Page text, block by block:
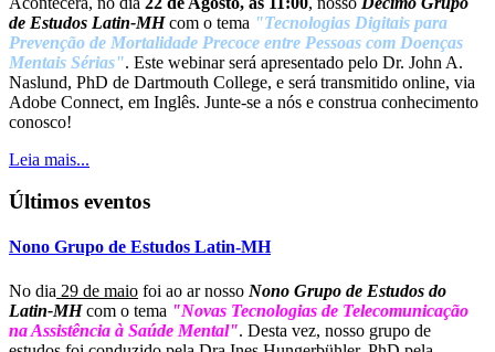
de Estudos Latin-MHcom o tema "Tecnologias Digitais para
Prevenção de Mortalidade Precoce entre Pessoas com Doenças
Mentais Sérias". Este webinar será apresentado pelo Dr. John A.
Naslund, PhD de Dartmouth College, e será transmitido online, via
Adobe Connect, em Inglês. Junte-se a nós e construa conhecimento
conosco!
Leia mais...
Últimos eventos
Nono Grupo de Estudos Latin-MH
No dia 29 de maio foi ao ar nosso Nono Grupo de Estudos do
Latin-MHcom o tema "Novas Tecnologias de Telecomunicação
na Assistência à Saúde Mental". Desta vez, nosso grupo de